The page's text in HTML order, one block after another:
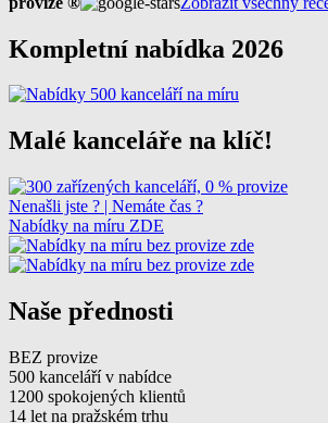
Kompletní nabídka 2026
Malé kanceláře na klíč!
Nenašli jste ? | Nemáte čas ?
Nabídky na míru ZDE
Naše přednosti
BEZ provize
500 kanceláří v nabídce
1200 spokojených klientů
14 let na pražském trhu